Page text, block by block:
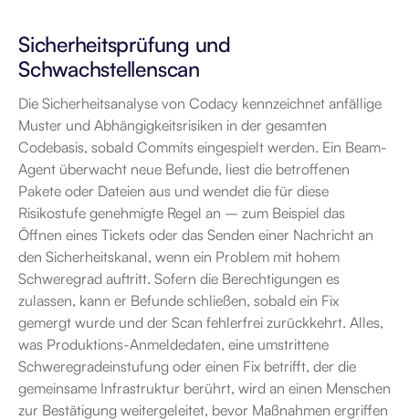
Sicherheitsprüfung und
Schwachstellenscan
Die Sicherheitsanalyse von Codacy kennzeichnet anfällige
Muster und Abhängigkeitsrisiken in der gesamten
Codebasis, sobald Commits eingespielt werden. Ein Beam-
Agent überwacht neue Befunde, liest die betroffenen
Pakete oder Dateien aus und wendet die für diese
Risikostufe genehmigte Regel an – zum Beispiel das
Öffnen eines Tickets oder das Senden einer Nachricht an
den Sicherheitskanal, wenn ein Problem mit hohem
Schweregrad auftritt. Sofern die Berechtigungen es
zulassen, kann er Befunde schließen, sobald ein Fix
gemergt wurde und der Scan fehlerfrei zurückkehrt. Alles,
was Produktions-Anmeldedaten, eine umstrittene
Schweregradeinstufung oder einen Fix betrifft, der die
gemeinsame Infrastruktur berührt, wird an einen Menschen
zur Bestätigung weitergeleitet, bevor Maßnahmen ergriffen